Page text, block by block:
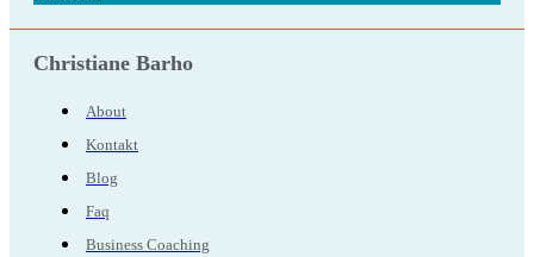
Christiane Barho
About
Kontakt
Blog
Faq
Business Coaching